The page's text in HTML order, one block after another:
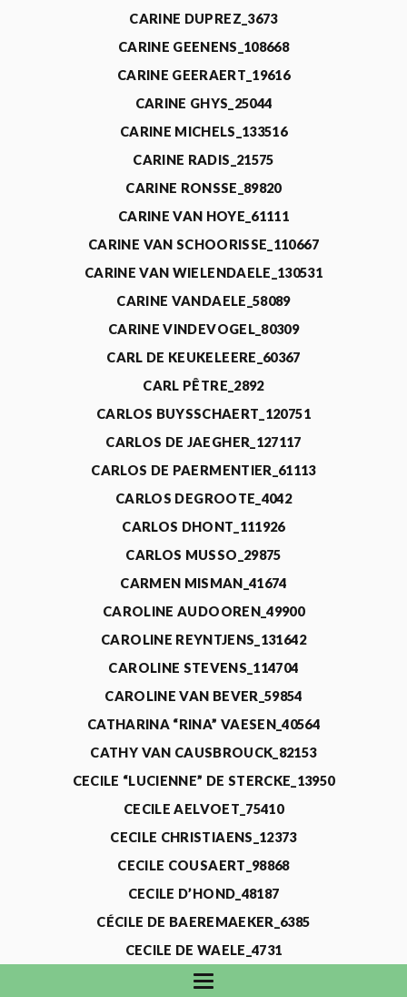
CARINE DUPREZ_3673
CARINE GEENENS_108668
CARINE GEERAERT_19616
CARINE GHYS_25044
CARINE MICHELS_133516
CARINE RADIS_21575
CARINE RONSSE_89820
CARINE VAN HOYE_61111
CARINE VAN SCHOORISSE_110667
CARINE VAN WIELENDAELE_130531
CARINE VANDAELE_58089
CARINE VINDEVOGEL_80309
CARL DE KEUKELEERE_60367
CARL PÊTRE_2892
CARLOS BUYSSCHAERT_120751
CARLOS DE JAEGHER_127117
CARLOS DE PAERMENTIER_61113
CARLOS DEGROOTE_4042
CARLOS DHONT_111926
CARLOS MUSSO_29875
CARMEN MISMAN_41674
CAROLINE AUDOOREN_49900
CAROLINE REYNTJENS_131642
CAROLINE STEVENS_114704
CAROLINE VAN BEVER_59854
CATHARINA “RINA” VAESEN_40564
CATHY VAN CAUSBROUCK_82153
CECILE “LUCIENNE” DE STERCKE_13950
CECILE AELVOET_75410
CECILE CHRISTIAENS_12373
CECILE COUSAERT_98868
CECILE D’HOND_48187
CÉCILE DE BAEREMAEKER_6385
CECILE DE WAELE_4731
CECILE DEVOS_115318